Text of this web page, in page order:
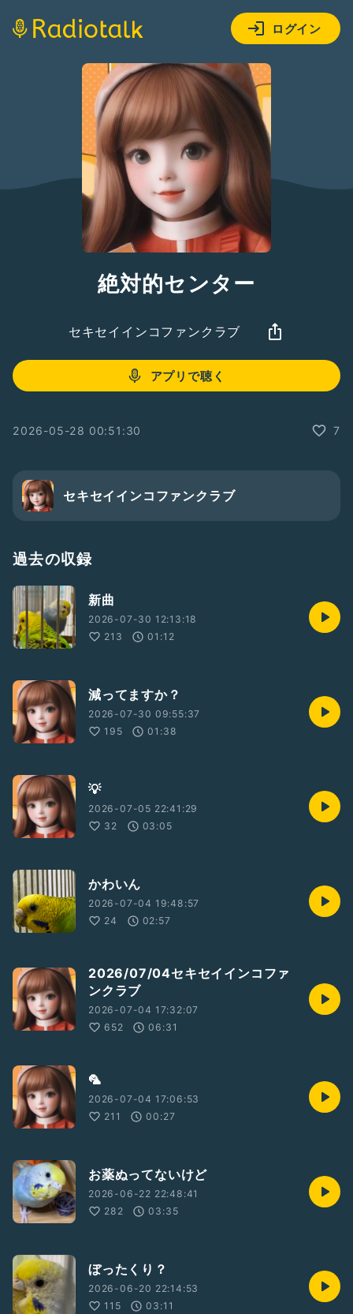
ログイン
絶対的センター
セキセイインコファンクラブ
アプリで聴く
2026-05-28 00:51:30 7
セキセイインコファンクラブ
過去の収録
新曲
2026-07-30 12:13:18
213
01:12
減ってますか？
2026-07-30 09:55:37
195
01:38
💡
2026-07-05 22:41:29
32
03:05
かわいん
2026-07-04 19:48:57
24
02:57
2026/07/04セキセイインコファ
ンクラブ
2026-07-04 17:32:07
652
06:31
🦜
2026-07-04 17:06:53
211
00:27
お薬ぬってないけど
2026-06-22 22:48:41
282
03:35
ぼったくり？
2026-06-20 22:14:53
115
03:11